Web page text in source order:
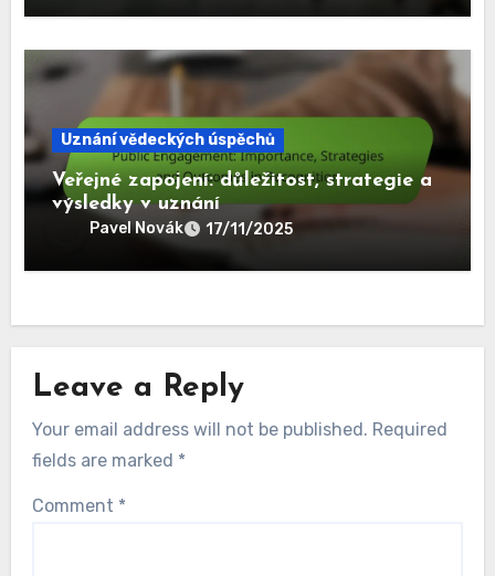
Uznání vědeckých úspěchů
Veřejné zapojení: důležitost, strategie a
výsledky v uznání
Pavel Novák 17/11/2025
Leave a Reply
Your email address will not be published. Required
fields are marked *
Comment *